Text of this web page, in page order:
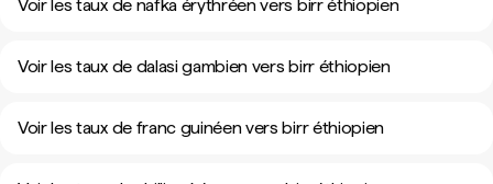
Voir les taux de nafka érythréen vers birr éthiopien
Voir les taux de dalasi gambien vers birr éthiopien
Voir les taux de franc guinéen vers birr éthiopien